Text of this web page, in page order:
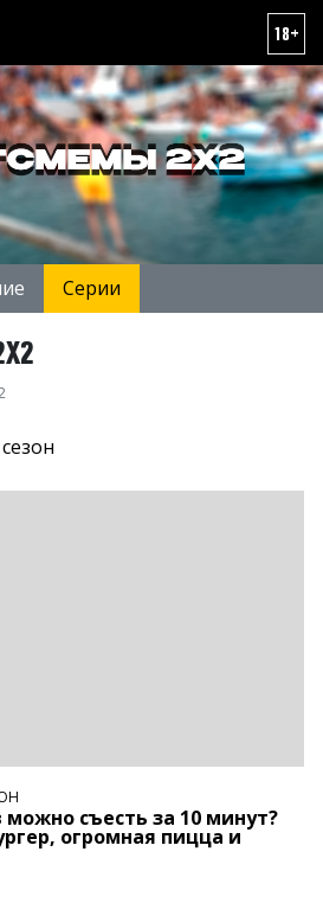
18+
Серии
съесть за 10 минут?
огромная пицца и